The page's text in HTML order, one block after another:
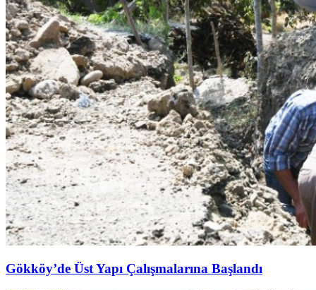
Gökköy’de Üst Yapı Çalışmalarına Başlandı